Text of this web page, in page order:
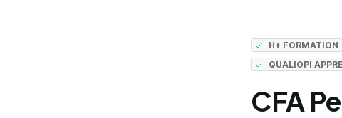
H+ FORMATION
QUALIOPI
CFA